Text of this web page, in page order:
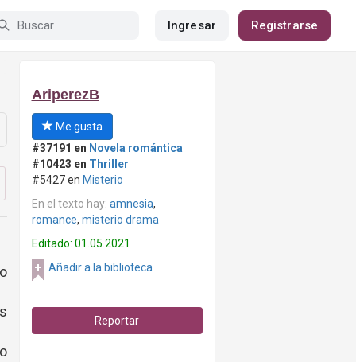
Ingresar Registrarse
AriperezB
Me gusta
#37191 en Novela romántica
#10423 en Thriller
#5427 en Misterio
En el texto hay: amnesia,
romance, misterio drama
Editado: 01.05.2021
Añadir a la biblioteca
Reportar